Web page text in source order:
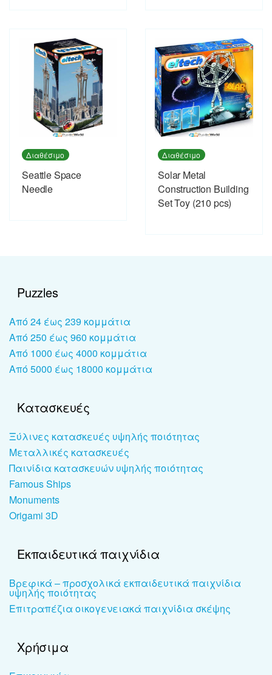
Διαθέσιμο
Seattle Space
Needle
Διαθέσιμο
Solar Metal
Construction Building
Set Toy (210 pcs)
Puzzles
Από 24 έως 239 κομμάτια
Από 250 έως 960 κομμάτια
Από 1000 έως 4000 κομμάτια
Από 5000 έως 18000 κομμάτια
Κατασκευές
Ξύλινες κατασκευές υψηλής ποιότητας
Μεταλλικές κατασκευές
Παινίδια κατασκευών υψηλής ποιότητας
Famous Ships
Monuments
Origami 3D
Εκπαιδευτικά παιχνίδια
Βρεφικά – προσχολικά εκπαιδευτικά παιχνίδια
υψηλής ποιότητας
Επιτραπέζια οικογενειακά παιχνίδια σκέψης
Χρήσιμα